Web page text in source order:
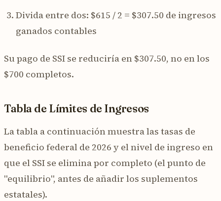
Divida entre dos: $615 / 2 = $307.50 de ingresos
ganados contables
Su pago de SSI se reduciría en $307.50, no en los
$700 completos.
Tabla de Límites de Ingresos
La tabla a continuación muestra las tasas de
beneficio federal de 2026 y el nivel de ingreso en
que el SSI se elimina por completo (el punto de
"equilibrio", antes de añadir los suplementos
estatales).